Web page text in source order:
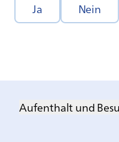
Ja Nein
Aufenthalt und